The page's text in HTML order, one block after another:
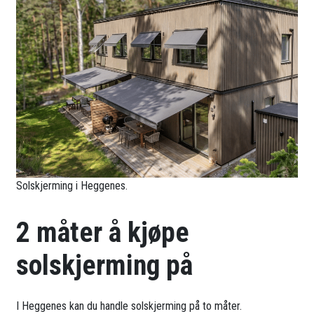
Solskjerming i Heggenes.
2 måter å kjøpe
solskjerming på
I Heggenes kan du handle solskjerming på to måter.